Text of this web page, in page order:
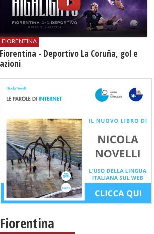
FIORENTINA
Fiorentina - Deportivo La Coruña, gol e
azioni
Fiorentina